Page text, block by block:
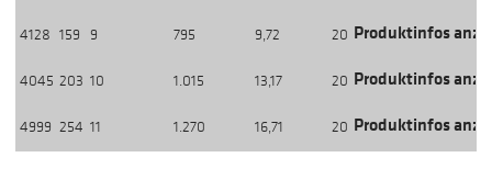
4128 159 9 795 9,72 20 Produktinfos
4045 203 10 1.015 13,17 20 Produktinfos
4999 254 11 1.270 16,71 20 Produktinfos